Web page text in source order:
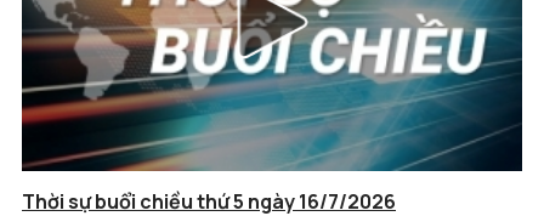
Thời sự buổi chiều thứ 5 ngày 16/7/2026